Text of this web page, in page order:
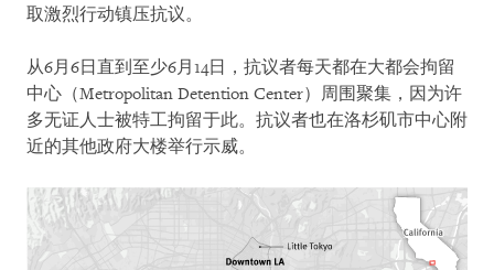
取激烈行动镇压抗议。
从6月6日直到至少6月14日，抗议者每天都在大都会拘留
中心（Metropolitan Detention Center）周围聚集，因为许
多无证人士被特工拘留于此。抗议者也在洛杉矶市中心附
近的其他政府大楼举行示威。